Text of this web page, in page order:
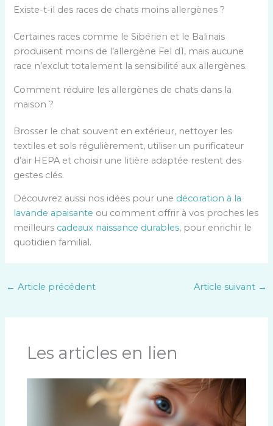
e
e
n
t
s
p
u
r
a
l
e
r
g
i
a
s
g
e
p
r
c
i
p
a
Existe-t-il des races de chats moins allergènes ?
Certaines races comme le Sibérien et le Balinais
produisent moins de l’allergène Fel d1, mais aucune
race n’exclut totalement la sensibilité aux allergènes.
Comment réduire les allergènes de chats dans la
maison ?
Brosser le chat souvent en extérieur, nettoyer les
textiles et sols régulièrement, utiliser un purificateur
d’air HEPA et choisir une litière adaptée restent des
gestes clés.
Découvrez aussi nos idées pour une décoration à la
lavande apaisante ou comment offrir à vos proches les
meilleurs cadeaux naissance durables, pour enrichir le
quotidien familial.
← Article précédent Article suivant →
Les articles en lien